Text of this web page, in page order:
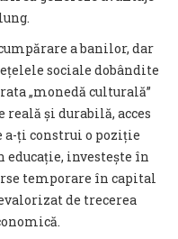
a banilor, dar
sociale dobândite
„monedă culturală”
reală și durabilă, acces
a-ți construi o poziție
educație, investește în
temporare în capital
de trecerea